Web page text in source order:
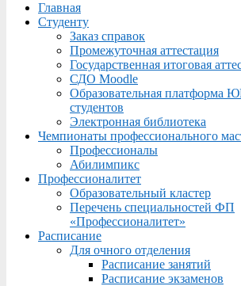
Menu
Главная
Студенту
Заказ справок
Промежуточная аттестация
Государственная итоговая
СДО Moodle
Образовательная платформа
студентов
Электронная библиотека
Чемпионаты профессионального
Профессионалы
Абилимпикс
Профессионалитет
Образовательный кластер
Перечень специальностей ФП
«Профессионалитет»
Расписание
Для очного отделения
Расписание занятий
Расписание экзаменов